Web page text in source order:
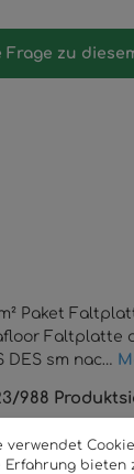
Frage zu
Paket
Faltplatte
DES sm nac…
988
verwendet
Erfahrung bieten